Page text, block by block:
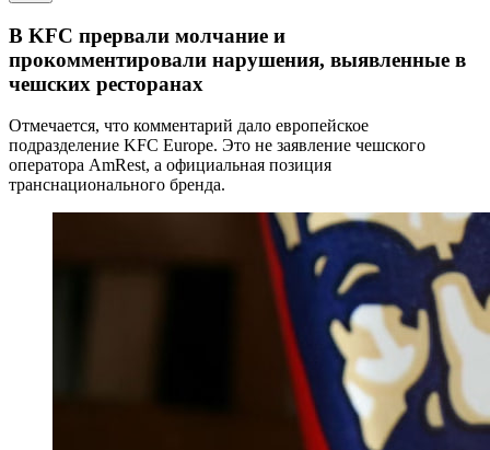
В KFC прервали молчание и
прокомментировали нарушения, выявленные в
чешских ресторанах
Отмечается, что комментарий дало европейское
подразделение KFC Europe. Это не заявление чешского
оператора AmRest, а официальная позиция
транснационального бренда.